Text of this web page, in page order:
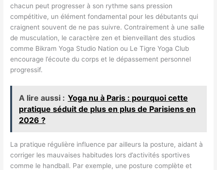
chacun peut progresser à son rythme sans pression
compétitive, un élément fondamental pour les débutants qui
craignent souvent de ne pas suivre. Contrairement à une salle
de musculation, le caractère zen et bienveillant des studios
comme Bikram Yoga Studio Nation ou Le Tigre Yoga Club
encourage l’écoute du corps et le dépassement personnel
progressif.
A lire aussi : Yoga nu à Paris : pourquoi cette
pratique séduit de plus en plus de Parisiens en
2026 ?
La pratique régulière influence par ailleurs la posture, aidant à
corriger les mauvaises habitudes lors d’activités sportives
comme le handball. Par exemple, une posture complète et